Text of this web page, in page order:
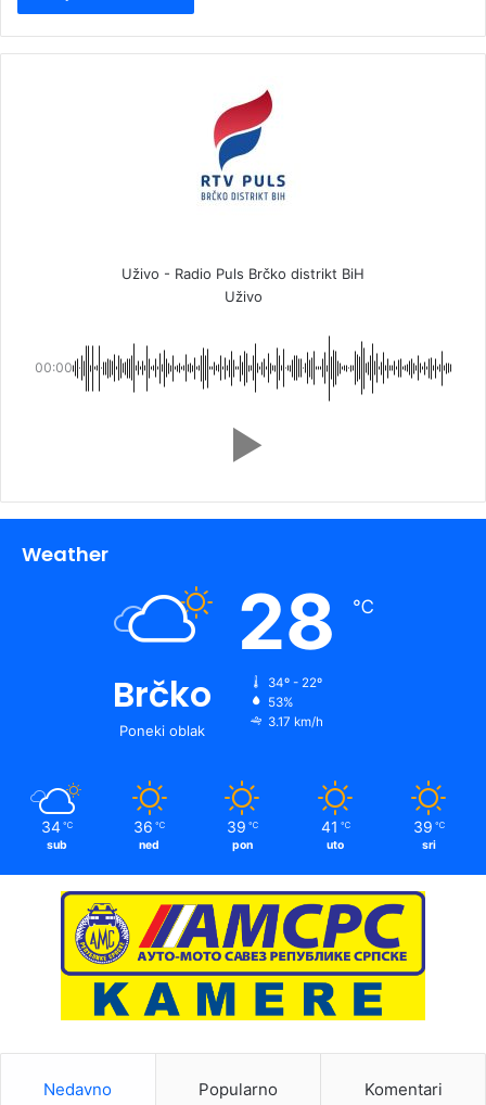
Uživo - Radio Puls Brčko distrikt BiH
Uživo
00:00
Weather
Brčko
Poneki oblak
28 ℃
34º - 22º
53%
3.17 km/h
34 ℃
sub
36 ℃
ned
39 ℃
pon
41 ℃
uto
39 ℃
sri
Nedavno Popularno Komentari